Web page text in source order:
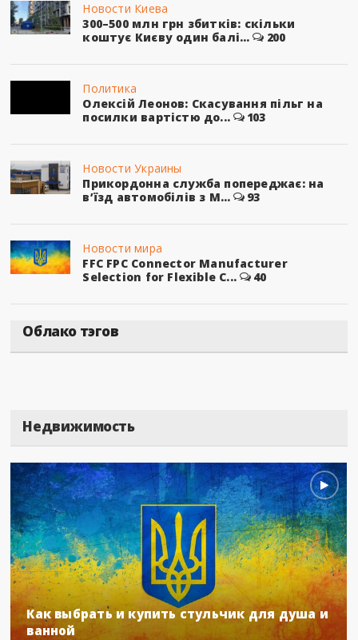
Новости Киева
300–500 млн грн збитків: скільки
коштує Києву один балі...
200
Политика
Олексій Леонов: Скасування пільг на
посилки вартістю до...
103
Новости Украины
Прикордонна служба попереджає: на
в’їзд автомобілів з М...
93
Новости мира
FFC FPC Connector Manufacturer
Selection for Flexible C...
40
Облако тэгов
Недвижимость
Как выбрать и купить стульчик для душа и
ванной